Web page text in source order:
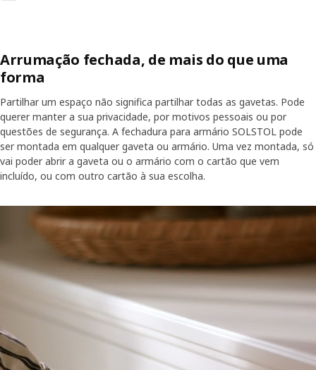
Arrumação fechada, de mais do que uma
forma
Partilhar um espaço não significa partilhar todas as gavetas. Pode
querer manter a sua privacidade, por motivos pessoais ou por
questões de segurança. A fechadura para armário SOLSTOL pode
ser montada em qualquer gaveta ou armário. Uma vez montada, só
vai poder abrir a gaveta ou o armário com o cartão que vem
incluído, ou com outro cartão à sua escolha.
Vídeo de mulher a abrir gaveta de cómoda com fechadura para